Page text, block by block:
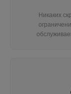
Никаких